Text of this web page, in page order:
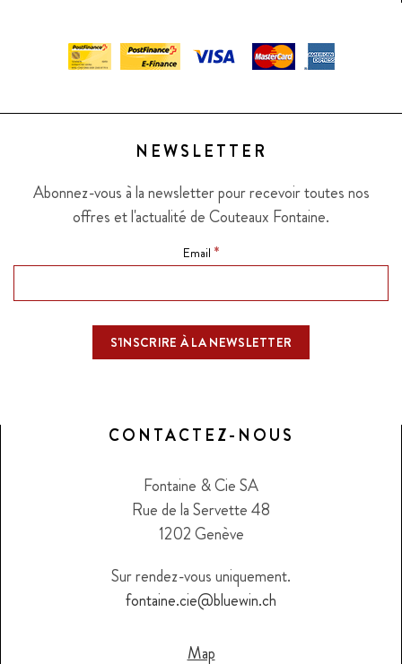
NEWSLETTER
Abonnez-vous à la newsletter pour recevoir toutes nos
offres et l'actualité de Couteaux Fontaine.
Email *
CONTACTEZ-NOUS
Fontaine & Cie SA
Rue de la Servette 48
1202 Genève
Sur rendez-vous uniquement.
fontaine.cie@bluewin.ch
Map